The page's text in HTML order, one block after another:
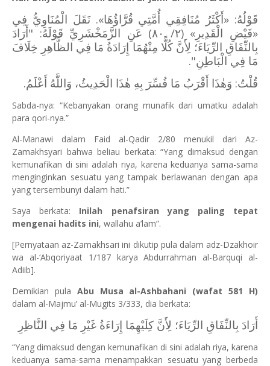
قَوْلُهُ: «أَكْثَرُ مُنَافِقِي أُمَّتِي قُرَّاؤُهَا». نَقَلَ الْمُنَاوِيُّ فِي
«فَيْضِ الْقَدِيرِ» (٢/ ٨٠) عَنِ الزَّمَخْشَرِيِّ قَوْلَهُ: "أَرَادَ
بِالنِّفَاقِ الرِّيَاءَ؛ لِأَنَّ كُلًّا مِنْهُمَا إِرَادَةُ مَا فِي الظَّاهِرِ خِلَافَ
مَا فِي الْبَاطِنِ".
قُلْتُ: وَهٰذَا أَقْرَبُ مَا فُسِّرَ بِهِ هٰذَا الْحَدِيثُ، وَاللَّهُ أَعْلَمُ.
Sabda-nya: “Kebanyakan orang munafik dari umatku adalah
para qori-nya.”
Al-Manawi dalam Faid al-Qadir 2/80 menukil dari Az-
Zamakhsyari bahwa beliau berkata: “Yang dimaksud dengan
kemunafikan di sini adalah riya, karena keduanya sama-sama
menginginkan sesuatu yang tampak berlawanan dengan apa
yang tersembunyi dalam hati.”
Saya berkata: Inilah penafsiran yang paling tepat
mengenai hadits ini, wallahu a’lam”.
[Pernyataan az-Zamakhsari ini dikutip pula dalam adz-Dzakhoir
wa al-‘Abqoriyaat 1/187 karya Abdurrahman al-Barquqi al-
Adiib].
Demikian pula Abu Musa al-Ashbahani (wafat 581 H)
dalam al-Majmu’ al-Mugits 3/333, dia berkata:
أَرَادَ بِالنِّفَاقِ الرِّيَاءَ؛ لِأَنَّ كِلَيْهِمَا إِرَاءَةُ غَيْرِ مَا فِي النَّاظِرِ
“Yang dimaksud dengan kemunafikan di sini adalah riya, karena
keduanya sama-sama menampakkan sesuatu yang berbeda